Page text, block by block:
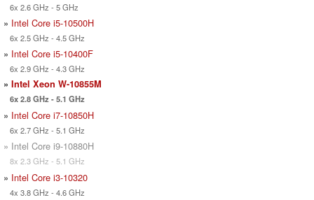
6x 2.6 GHz - 5 GHz
» Intel Core i5-10500H
6x 2.5 GHz - 4.5 GHz
» Intel Core i5-10400F
6x 2.9 GHz - 4.3 GHz
» Intel Xeon W-10855M
6x 2.8 GHz - 5.1 GHz
» Intel Core i7-10850H
6x 2.7 GHz - 5.1 GHz
» Intel Core i9-10880H
8x 2.3 GHz - 5.1 GHz
» Intel Core i3-10320
4x 3.8 GHz - 4.6 GHz